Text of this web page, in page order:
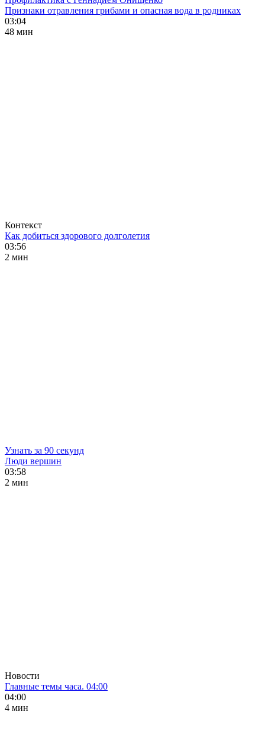
Признаки отравления грибами и опасная вода в родниках
03:04
48 мин
Контекст
Как добиться здорового долголетия
03:56
2 мин
Узнать за 90 секунд
Люди вершин
03:58
2 мин
Новости
Главные темы часа. 04:00
04:00
4 мин